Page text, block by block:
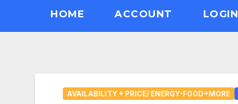
HOME ACCOUNT LOGIN
AVAILABILITY + PRICE/ ENERGY-FOOD+MORE